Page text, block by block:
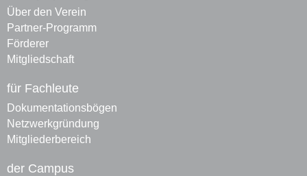
Über den Verein
Partner-Programm
Förderer
Mitgliedschaft
für Fachleute
Dokumentationsbögen
Netzwerkgründung
Mitgliederbereich
der Campus